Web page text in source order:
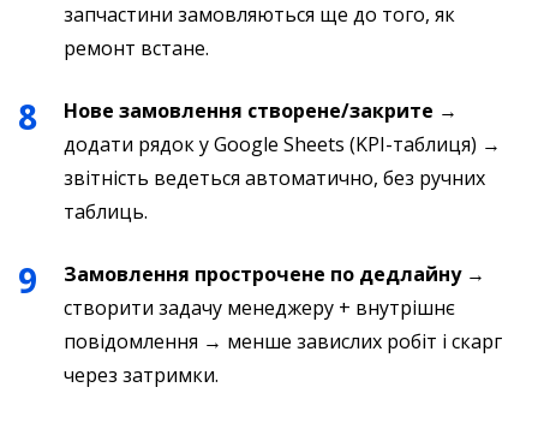
запчастини замовляються ще до того, як
ремонт встане.
Нове замовлення створене/закрите →
додати рядок у Google Sheets (KPI-таблиця) →
звітність ведеться автоматично, без ручних
таблиць.
Замовлення прострочене по дедлайну→
створити задачу менеджеру + внутрішнє
повідомлення → менше завислих робіт і скарг
через затримки.